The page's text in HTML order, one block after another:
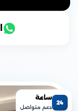
24
ساعة
دعم متواصل